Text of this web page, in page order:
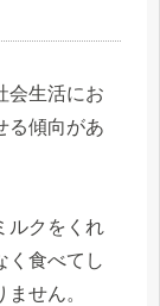
会生活にお
る傾向があ
ルクをくれ
く食べてし
せん。